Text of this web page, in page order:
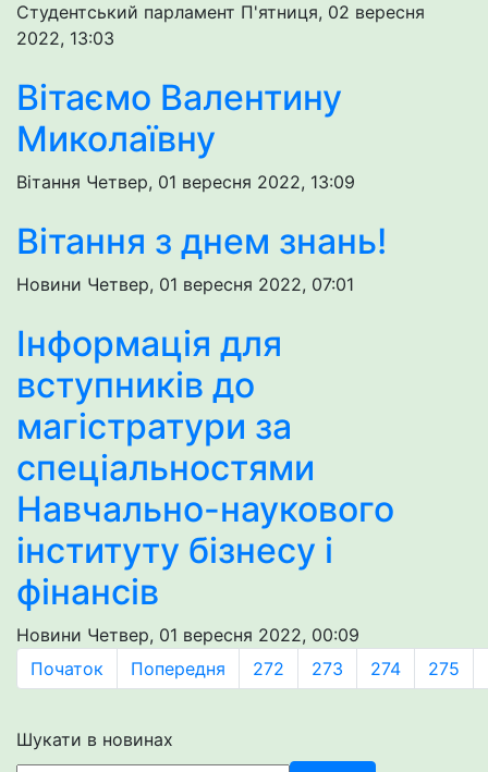
Студентський парламент П'ятниця, 02 вересня
2022, 13:03
Вітаємо Валентину
Миколаївну
Вітання Четвер, 01 вересня 2022, 13:09
Вітання з днем знань!
Новини Четвер, 01 вересня 2022, 07:01
Інформація для
вступників до
магістратури за
спеціальностями
Навчально-наукового
інституту бізнесу і
фінансів
Новини Четвер, 01 вересня 2022, 00:09
Початок
Попередня 272 273 274 275
Шукати в новинах